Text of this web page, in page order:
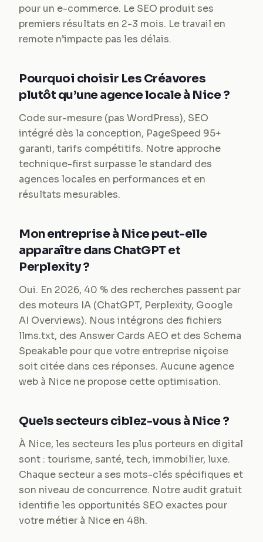
pour un e-commerce. Le SEO produit ses
premiers résultats en 2-3 mois. Le travail en
remote n’impacte pas les délais.
Pourquoi choisir Les Créavores
plutôt qu’une agence locale à Nice ?
Code sur-mesure (pas WordPress), SEO
intégré dès la conception, PageSpeed 95+
garanti, tarifs compétitifs. Notre approche
technique-first surpasse le standard des
agences locales en performances et en
résultats mesurables.
Mon entreprise à Nice peut-elle
apparaître dans ChatGPT et
Perplexity ?
Oui. En 2026, 40 % des recherches passent par
des moteurs IA (ChatGPT, Perplexity, Google
AI Overviews). Nous intégrons des fichiers
llms.txt, des Answer Cards AEO et des Schema
Speakable pour que votre entreprise niçoise
soit citée dans ces réponses. Aucune agence
web à Nice ne propose cette optimisation.
Quels secteurs ciblez-vous à Nice ?
À Nice, les secteurs les plus porteurs en digital
sont : tourisme, santé, tech, immobilier, luxe.
Chaque secteur a ses mots-clés spécifiques et
son niveau de concurrence. Notre audit gratuit
identifie les opportunités SEO exactes pour
votre métier à Nice en 48h.